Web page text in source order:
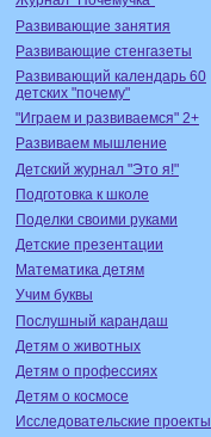
Развивающие занятия
Развивающие стенгазеты
Развивающий календарь 60
детских "почему"
"Играем и развиваемся" 2+
Развиваем мышление
Детский журнал "Это я!"
Подготовка к школе
Поделки своими руками
Детские презентации
Математика детям
Учим буквы
Послушный карандаш
Детям о животных
Детям о профессиях
Детям о космосе
Исследовательские проекты